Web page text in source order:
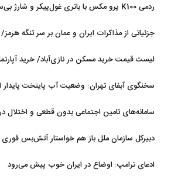
ردمی K100 پرو مکس با باتری غول‌پیکر و شارژ بی‌سیم روانه بازار می‌شود
جزئیاتی از مذاکرات ایران و عمان بر سر تنگه
سخنگوی آبفای تهران: وضعیت آب پایتخت
سامانه‌های تامین اجتماعی بدون قطعی و
دبیرکل سازمان ملل باز هم خواستار آتش‌بس فوری
ادعای ترامپ: اوضاع در ایران خوب پیش می‌رود